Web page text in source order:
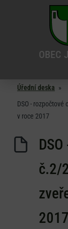
OBEC
Úřední deska »
DSO -
v roce 2017
č.2/
2017